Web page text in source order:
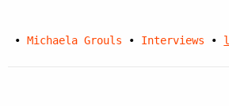
• Michaela Grouls • Interviews •